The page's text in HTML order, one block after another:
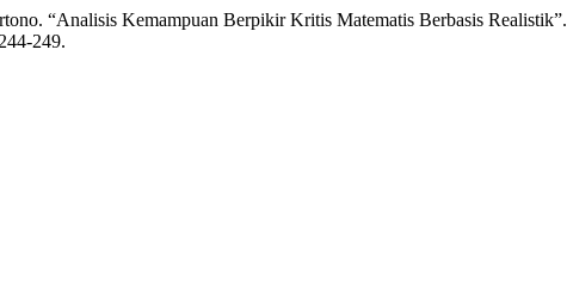
“Analisis Kemampuan Berpikir Kritis Matematis Berbasis Realistik”.
249.